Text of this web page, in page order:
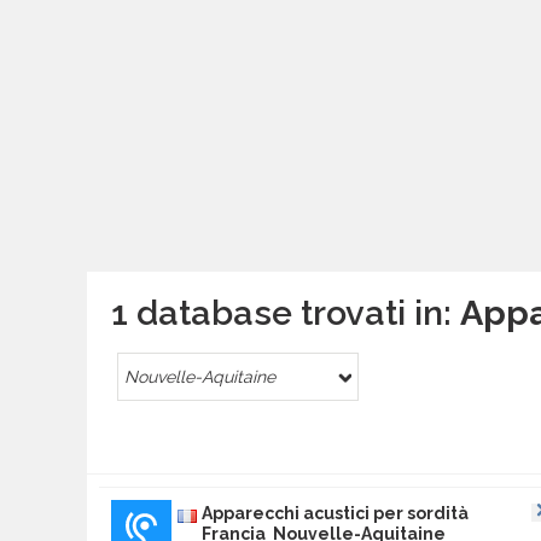
1 database trovati in:
Nouvelle-Aquitaine
Apparecchi acustici per sordità
Francia Nouvelle-Aquitaine